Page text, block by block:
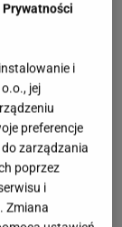
i
jej
preferencje
zarządzania
poprzez
i
Zmiana